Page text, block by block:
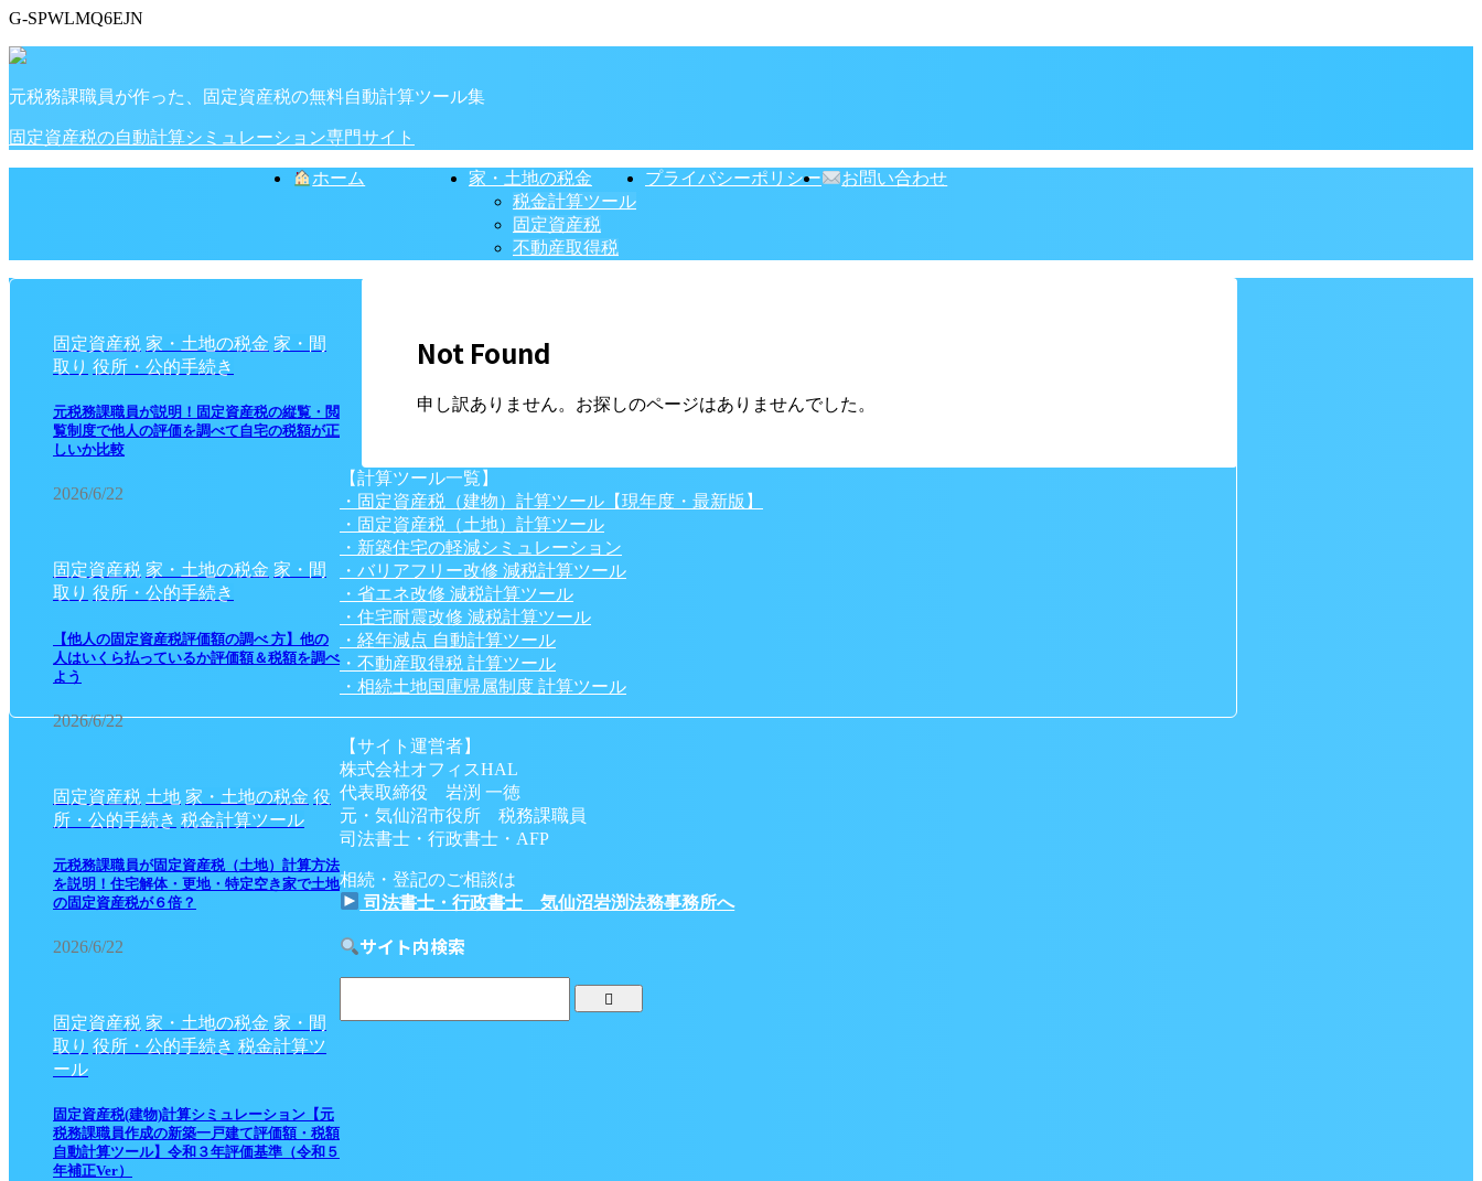
G-SPWLMQ6EJN
元税務課職員が作った、固定資産税の無料自動計算ツール集
固定資産税の自動計算シミュレーション専門サイト
ホーム
家・土地の税金
税金計算ツール
固定資産税
不動産取得税
プライバシーポリシー お問い合わせ
Not Found
申し訳ありません。お探しのページはありませんでした。
固定資産税 家・土地の税金 家・間
取り 役所・公的手続き
元税務課職員が説明！固定資産税の縦覧・閲
覧制度で他人の評価を調べて自宅の税額が正
しいか比較
2026/6/22
固定資産税 家・土地の税金 家・間
取り 役所・公的手続き
【他人の固定資産税評価額の調べ 方】他の
人はいくら払っているか評価額＆税額を調べ
よう
2026/6/22
固定資産税 土地 家・土地の税金 役
所・公的手続き 税金計算ツール
元税務課職員が固定資産税（土地）計算方法
を説明！住宅解体・更地・特定空き家で土地
の固定資産税が６倍？
2026/6/22
固定資産税 家・土地の税金 家・間
取り 役所・公的手続き 税金計算ツ
ール
固定資産税(建物)計算シミュレーション【元
税務課職員作成の新築一戸建て評価額・税額
自動計算ツール】令和３年評価基準（令和５
年補正Ver）
【計算ツール一覧】
・固定資産税（建物）計算ツール【現年度・最新版】
・固定資産税（土地）計算ツール
・新築住宅の軽減シミュレーション
・バリアフリー改修 減税計算ツール
・省エネ改修 減税計算ツール
・住宅耐震改修 減税計算ツール
・経年減点 自動計算ツール
・不動産取得税 計算ツール
・相続土地国庫帰属制度 計算ツール
【サイト運営者】
株式会社オフィスHAL
代表取締役 岩渕 一徳
元・気仙沼市役所 税務課職員
司法書士・行政書士・AFP
相続・登記のご相談は
司法書士・行政書士 気仙沼岩渕法務事務所へ
サイト内検索